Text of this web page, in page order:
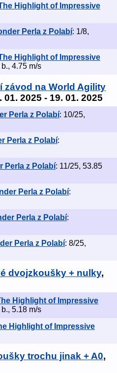
Highlight of Impressive
Perla z Polabí: 1/8,
Highlight of Impressive
4.75 m/s
závod na World Agility
01. 2025 - 19. 01. 2025
Perla z Polabí: 10/25,
Perla z Polabí:
Perla z Polabí: 11/25, 53.85
Perla z Polabí:
Perla z Polabí:
Perla z Polabí: 8/25,
dvojzkoušky + nulky,
Highlight of Impressive
5.18 m/s
Highlight of Impressive
trochu jinak + A0,